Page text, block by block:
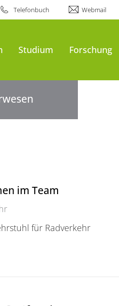
Telefonbuch Webmail
Studium Forschung
im Team
für Radverkehr
Team